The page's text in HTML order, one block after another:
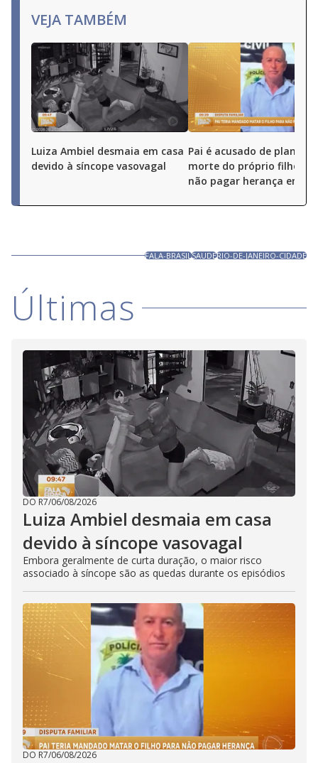
VEJA TAMBÉM
Luiza Ambiel desmaia em casa
devido à síncope vasovagal
Pai é acusado de planejar
morte do próprio filho
não pagar herança em
FALA-BRASILSAUDERIO-DE-JANEIRO-CIDADE
Últimas
DO R7/06/08/2026
Luiza Ambiel desmaia em casa
devido à síncope vasovagal
Embora geralmente de curta duração, o maior risco
associado à síncope são as quedas durante os episódios
DO R7/06/08/2026